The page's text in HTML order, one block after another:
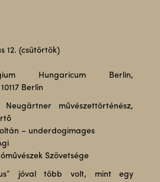
12. (csütörtök)
Hungaricum Berlin,
Berlin
művészettörténész,
– underdogimages
Szövetsége
jóval több volt, mint egy